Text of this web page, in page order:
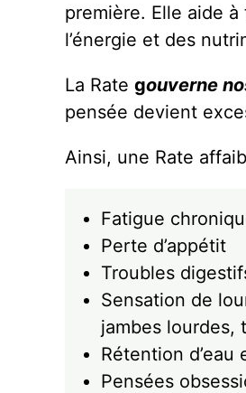
première. Elle aide
l’énergie et des
La Rategouverne
pensée devient
Ainsi, une Rate
Fatigue
Perte d’appétit
Troubles
Sensation de
jambes lourdes,
Rétention
Pensées